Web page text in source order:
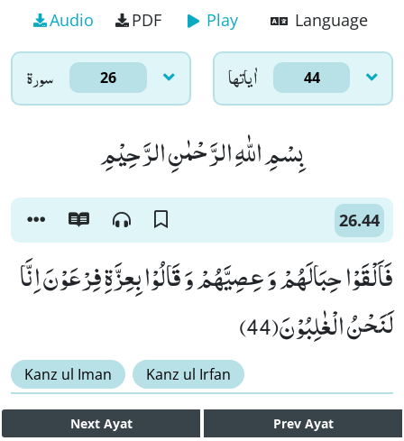
Audio PDF Play Language
سورۃ 26 اٰياتها 44
بِسْمِ اللّٰهِ الرَّحْمٰنِ الرَّحِیْمِ
26.44
فَاَلْقَوْا حِبَالَهُمْ وَ عِصِیَّهُمْ وَ قَالُوْا بِعِزَّةِ فِرْعَوْنَ اِنَّا
لَنَحْنُ الْغٰلِبُوْنَ(44)
Kanz ul Iman Kanz ul Irfan
Next Ayat Prev Ayat